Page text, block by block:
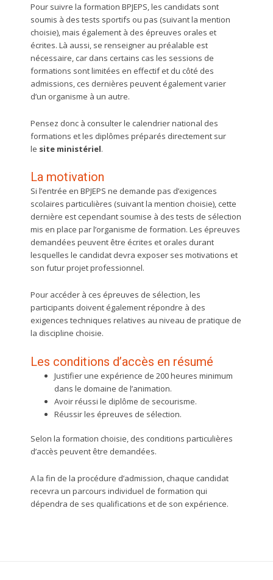
Pour suivre la formation BPJEPS, les candidats sont
soumis à des tests sportifs ou pas (suivant la mention
choisie), mais également à des épreuves orales et
écrites. Là aussi, se renseigner au préalable est
nécessaire, car dans certains cas les sessions de
formations sont limitées en effectif et du côté des
admissions, ces dernières peuvent également varier
d’un organisme à un autre.
Pensez donc à consulter le calendrier national des
formations et les diplômes préparés directement sur
le site ministériel.
La motivation
Si l’entrée en BPJEPS ne demande pas d’exigences
scolaires particulières (suivant la mention choisie), cette
dernière est cependant soumise à des tests de sélection
mis en place par l’organisme de formation. Les épreuves
demandées peuvent être écrites et orales durant
lesquelles le candidat devra exposer ses motivations et
son futur projet professionnel.
Pour accéder à ces épreuves de sélection, les
participants doivent également répondre à des
exigences techniques relatives au niveau de pratique de
la discipline choisie.
Les conditions d’accès en résumé
Justifier une expérience de 200 heures minimum
dans le domaine de l’animation.
Avoir réussi le diplôme de secourisme.
Réussir les épreuves de sélection.
Selon la formation choisie, des conditions particulières
d’accès peuvent être demandées.
A la fin de la procédure d’admission, chaque candidat
recevra un parcours individuel de formation qui
dépendra de ses qualifications et de son expérience.